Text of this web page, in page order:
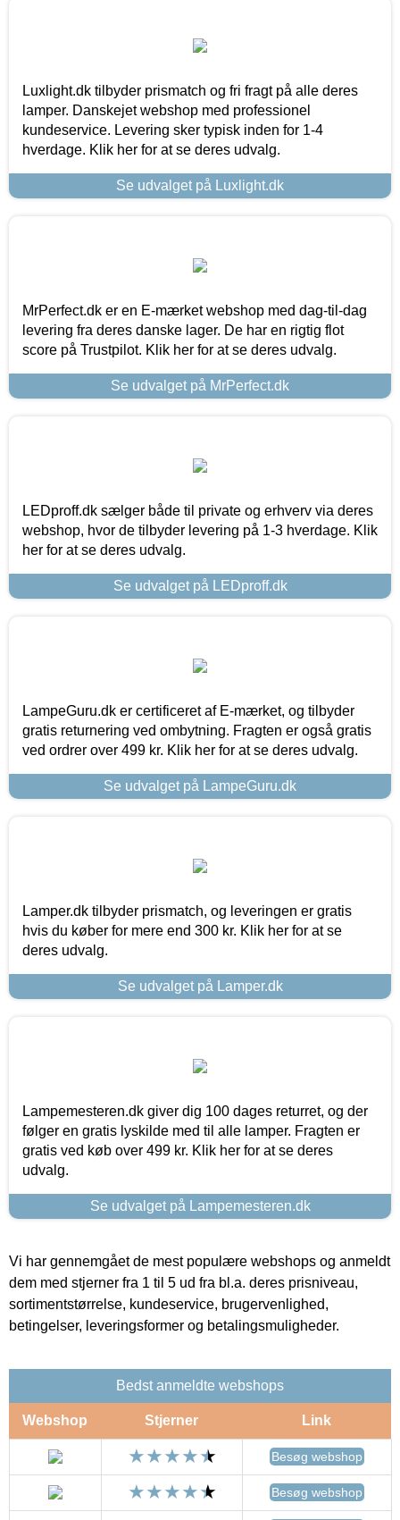
Luxlight.dk tilbyder prismatch og fri fragt på alle deres
lamper. Danskejet webshop med professionel
kundeservice. Levering sker typisk inden for 1-4
hverdage. Klik her for at se deres udvalg.
Se udvalget på Luxlight.dk
MrPerfect.dk er en E-mærket webshop med dag-til-dag
levering fra deres danske lager. De har en rigtig flot
score på Trustpilot. Klik her for at se deres udvalg.
Se udvalget på MrPerfect.dk
LEDproff.dk sælger både til private og erhverv via deres
webshop, hvor de tilbyder levering på 1-3 hverdage. Klik
her for at se deres udvalg.
Se udvalget på LEDproff.dk
LampeGuru.dk er certificeret af E-mærket, og tilbyder
gratis returnering ved ombytning. Fragten er også gratis
ved ordrer over 499 kr. Klik her for at se deres udvalg.
Se udvalget på LampeGuru.dk
Lamper.dk tilbyder prismatch, og leveringen er gratis
hvis du køber for mere end 300 kr. Klik her for at se
deres udvalg.
Se udvalget på Lamper.dk
Lampemesteren.dk giver dig 100 dages returret, og der
følger en gratis lyskilde med til alle lamper. Fragten er
gratis ved køb over 499 kr. Klik her for at se deres
udvalg.
Se udvalget på Lampemesteren.dk
Vi har gennemgået de mest populære webshops og anmeldt
dem med stjerner fra 1 til 5 ud fra bl.a. deres prisniveau,
sortimentstørrelse, kundeservice, brugervenlighed,
betingelser, leveringsformer og betalingsmuligheder.
Bedst anmeldte webshops
Webshop Stjerner Link
Besøg webshop
Besøg webshop